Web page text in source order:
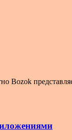
Bozok